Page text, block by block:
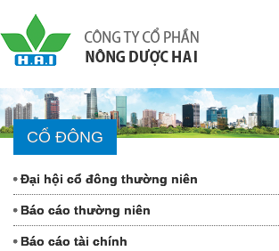
CỔ ĐÔNG
Đại hội cổ đông thường niên
Báo cáo thường niên
Báo cáo tài chính